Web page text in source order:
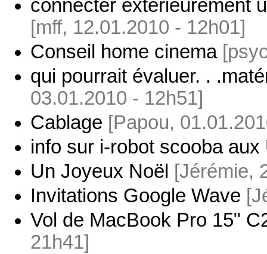
connecter extérieurement
[mff, 12.01.2010 - 12h01]
Conseil home cinema
qui pourrait évaluer. .
03.01.2010 - 12h51]
Cablage [Papou,
info sur i-robot scooba aux
Un Joyeux Noël
[Jérémie,
Invitations Google Wave
Vol de MacBook Pro 15"
21h41]